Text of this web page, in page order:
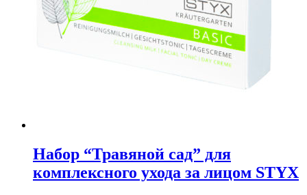
Набор “Травяной сад” для
комплексного ухода за лицом STYX